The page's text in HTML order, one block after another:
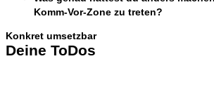
Komm-Vor-Zone zu treten?
Konkret umsetzbar
Deine ToDos